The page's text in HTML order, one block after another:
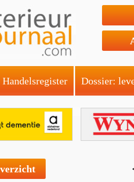
Handelsregister Dossier: